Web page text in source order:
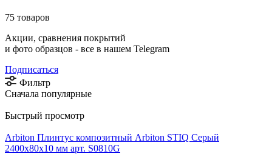
75 товаров
Акции, сравнения покрытий
и фото образцов - все в нашем Telegram
Подписаться
Фильтр
Сначала популярные
Быстрый просмотр
Arbiton Плинтус композитный Arbiton STIQ Серый
2400х80х10 мм арт. S0810G